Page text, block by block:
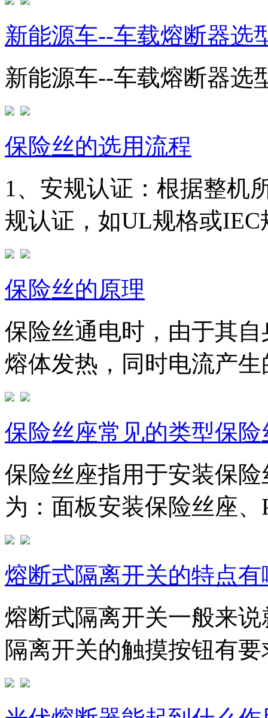
新能源车--车载熔断器选
新能源车--车载熔断器选
保险丝的选用流程
1、安规认证：根据整机
规认证，如UL规格或IEC
保险丝的原理
保险丝通电时，由于其
熔体发热，同时电流产生
保险丝座常见的类型保
保险丝座指用于安装保
为：面板安装保险丝座、
熔断式隔离开关的特点有
熔断式隔离开关一般来
隔离开关的触摸按钮有要